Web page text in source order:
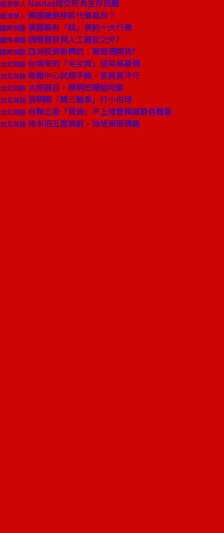
經濟學人 Nasdaq證交所為生存而戰
經濟學人 美國擁抱移民代價高昂？
國際視窗 美國最有「錢」景的十大行業
國際視窗 捐贈器官與人工器官之外?
國際視窗 亞洲投資新標的︰葡萄酒期貨?
台北耳語 台灣來的「毛主席」逗笑吳基傳
台北耳語 救難中心試撥手機，官員冒冷汗
台北耳語 太座感召，蔡明忠開始吃素
台北耳語 翁明顯「騎三輪車」打小白球
台北耳語 台聯立委「質詢」不上道曹興誠臉色難看
台北耳語 徐永田五度請辭，徐旭東很頭痛